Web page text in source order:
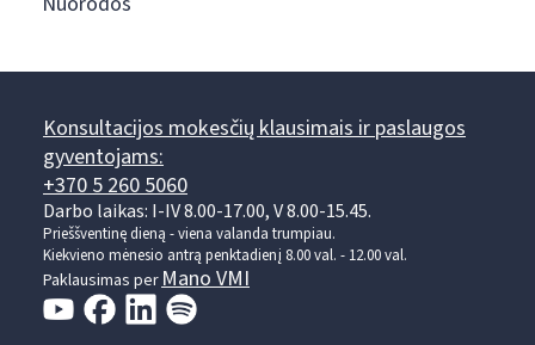
Konsultacijos mokesčių klausimais ir paslaugos
gyventojams:
+370 5 260 5060
Darbo laikas: I-IV 8.00-17.00, V 8.00-15.45.
Prieššventinę dieną - viena valanda trumpiau.
Kiekvieno mėnesio antrą penktadienį 8.00 val. - 12.00 val.
Paklausimas perMano VMI